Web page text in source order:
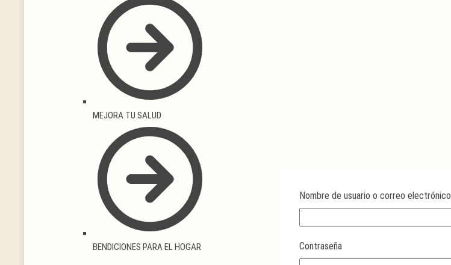
MEJORA TU SALUD
BENDICIONES PARA EL HOGAR
Nombre de usuario o correo electrónico
Contraseña